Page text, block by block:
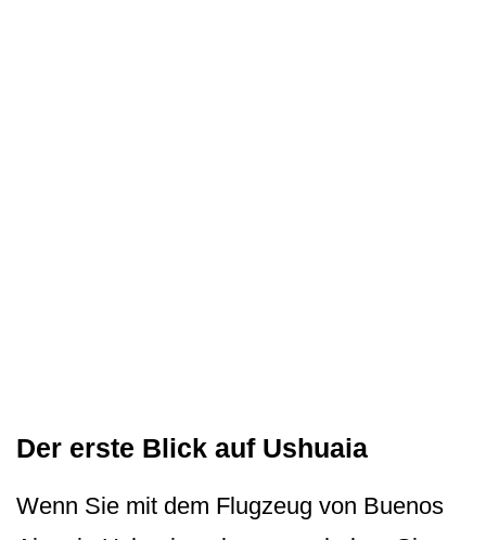
Der erste Blick auf Ushuaia
Wenn Sie mit dem Flugzeug von Buenos